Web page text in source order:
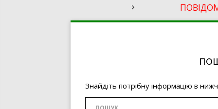
Знайдіть потрібну інформацію в